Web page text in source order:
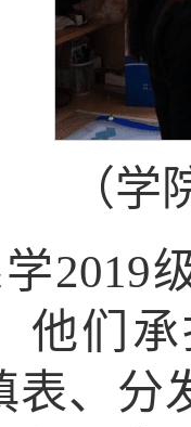
（
2019
他们
表、分